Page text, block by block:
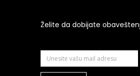
Želite da dobijate